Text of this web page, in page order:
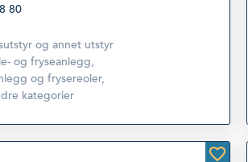
80
og annet utstyr
og fryseanlegg,
og frysereoler,
kategorier